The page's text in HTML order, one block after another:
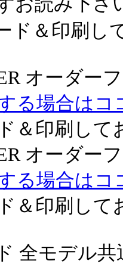
＆印刷し
オーダー
る場合は
印刷して
オーダー
る場合は
印刷して
全モデル